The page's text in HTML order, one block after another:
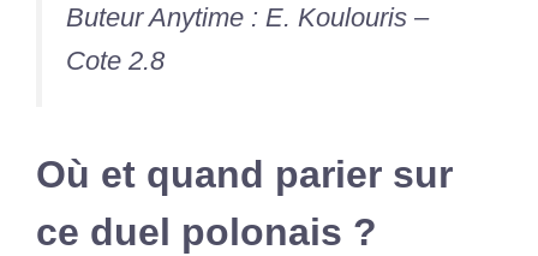
Buteur Anytime : E. Koulouris –
Cote 2.8
Où et quand parier sur
ce duel polonais ?